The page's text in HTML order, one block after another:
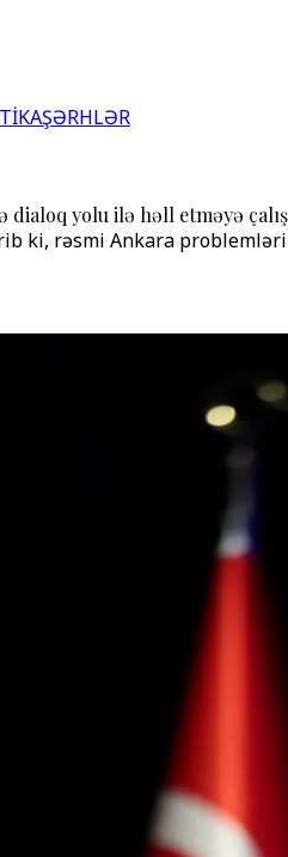
ŞƏRHLƏR
yolu ilə həll etməyə
ki, rəsmi Ankara